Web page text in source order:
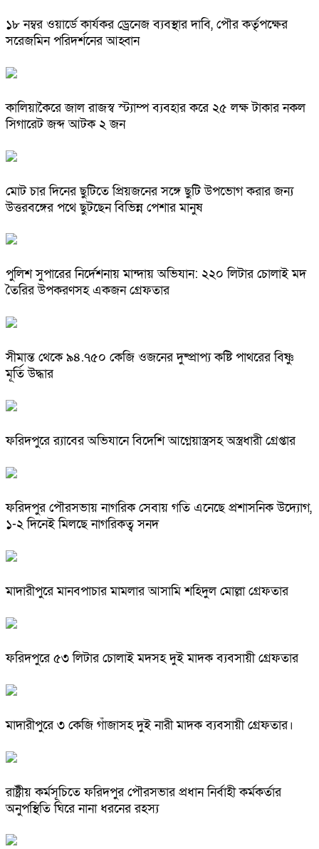
১৮ নম্বর ওয়ার্ডে কার্যকর ড্রেনেজ ব্যবস্থার দাবি, পৌর কর্তৃপক্ষের
সরেজমিন পরিদর্শনের আহ্বান
কালিয়াকৈরে জাল রাজস্ব স্ট্যাম্প ব্যবহার করে ২৫ লক্ষ টাকার নকল
সিগারেট জব্দ আটক ২ জন
মোট চার দিনের ছুটিতে প্রিয়জনের সঙ্গে ছুটি উপভোগ করার জন্য
উত্তরবঙ্গের পথে ছুটছেন বিভিন্ন পেশার মানুষ
পুলিশ সুপারের নির্দেশনায় মান্দায় অভিযান: ২২০ লিটার চোলাই মদ
তৈরির উপকরণসহ একজন গ্রেফতার
সীমান্ত থেকে ৯৪.৭৫০ কেজি ওজনের দুষ্প্রাপ্য কষ্টি পাথরের বিষ্ণু
মূর্তি উদ্ধার
ফরিদপুরে র‌্যাবের অভিযানে বিদেশি আগ্নেয়াস্ত্রসহ অস্ত্রধারী গ্রেপ্তার
ফরিদপুর পৌরসভায় নাগরিক সেবায় গতি এনেছে প্রশাসনিক উদ্যোগ,
১-২ দিনেই মিলছে নাগরিকত্ব সনদ
মাদারীপুরে মানবপাচার মামলার আসামি শহিদুল মোল্লা গ্রেফতার
ফরিদপুরে ৫৩ লিটার চোলাই মদসহ দুই মাদক ব্যবসায়ী গ্রেফতার
মাদারীপুরে ৩ কেজি গাঁজাসহ দুই নারী মাদক ব্যবসায়ী গ্রেফতার।
রাষ্ট্রীয় কর্মসূচিতে ফরিদপুর পৌরসভার প্রধান নির্বাহী কর্মকর্তার
অনুপস্থিতি ঘিরে নানা ধরনের রহস্য